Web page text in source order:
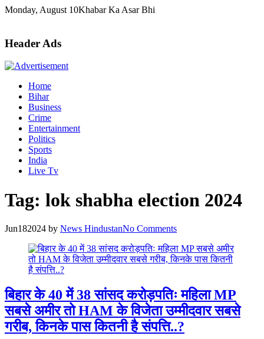
Skip
Monday, August 10Khabar Ka Asar Bhi
Header Ads
Home
Bihar
Business
Crime
Entertainment
Politics
Sports
India
Live Tv
Tag: lok shabha election 2024
Jun182024 by News HindustanNo Comments
बिहार के 40 में 38 सांसद करोड़पतिः महिला MP
सबसे अमीर तो HAM के विजेता उम्मीदवार सबसे
गरीब, किनके पास कितनी है संपत्ति..?